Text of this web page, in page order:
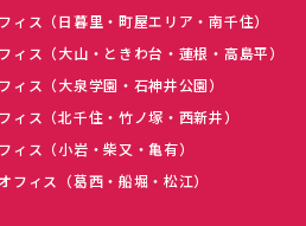
ィス（日暮里・町屋エリア・南千住）
ィス（大山・ときわ台・蓮根・高島平）
ィス（大泉学園・石神井公園）
ィス（北千住・竹ノ塚・西新井）
ィス（小岩・柴又・亀有）
フィス（葛西・船堀・松江）